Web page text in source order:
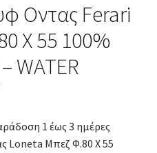
Οντας Ferari
Χ 55 100%
WATER
1 έως 3 ημέρες